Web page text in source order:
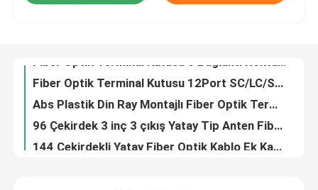
Fabrika turu
Kalite Kontrolü
Abs Plastik Din Ray Montajlı Fiber Optik Terminal Kutusu 12 Adaptör Lc/Upc Simplex